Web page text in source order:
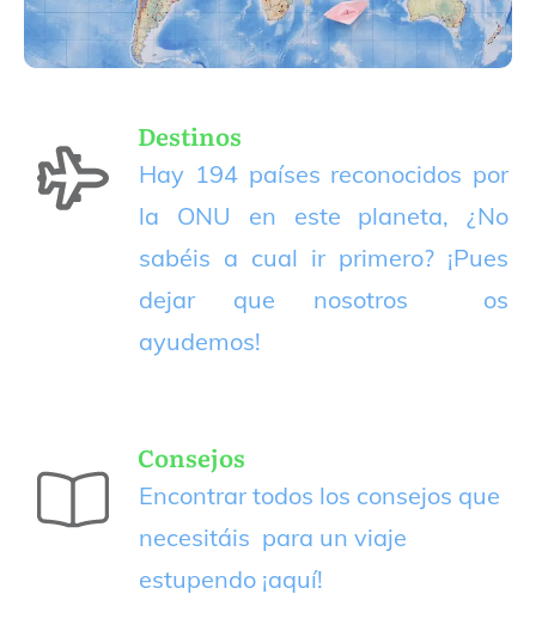
Destinos
Hay 194 países reconocidos por
la ONU en este planeta, ¿No
sabéis a cual ir primero? ¡Pues
dejar que nosotros os
ayudemos!
Consejos
Encontrar todos los consejos que
necesitáis para un viaje
estupendo ¡aquí!